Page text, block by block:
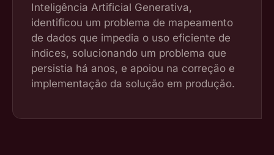
Inteligência Artificial Generativa,
identificou um problema de mapeamento
de dados que impedia o uso eficiente de
índices, solucionando um problema que
persistia há anos, e apoiou na correção e
implementação da solução em produção.